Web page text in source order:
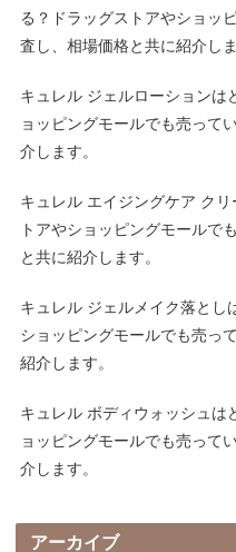
る？ドラッグストアやショッ
査し、相場価格と共に紹介しま
キュレル ジェルローションは
ョッピングモールでも売って
介します。
キュレル エイジングケア ク
トアやショッピングモールで
と共に紹介します。
キュレル ジェルメイク落とし
ショッピングモールでも売っ
紹介します。
キュレル ボディウォッシュは
ョッピングモールでも売って
介します。
アーカイブ